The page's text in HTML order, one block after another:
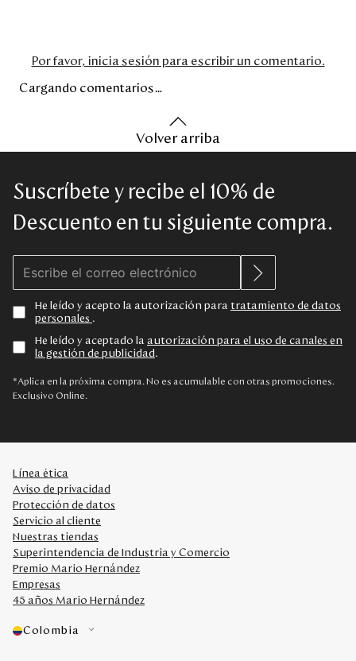
Por favor, inicia sesión para escribir un comentario.
Cargando comentarios…
Volver arriba
Suscríbete y recibe el 10% de
Descuento en tu siguiente compra.
He leído y acepto la autorización para tratamiento de datos
personales .
He leído y aceptado la autorización para el uso de canales en
la gestión de publicidad .
*Aplica en la próxima compra. No es acumulable con otras promociones.
Exclusivo Online.
Línea ética
Aviso de privacidad
Protección de datos
Servicio al cliente
Nuestras tiendas
Superintendencia de Industria y Comercio
Premio Mario Hernández
Empresas
45 años Mario Hernández
Colombia